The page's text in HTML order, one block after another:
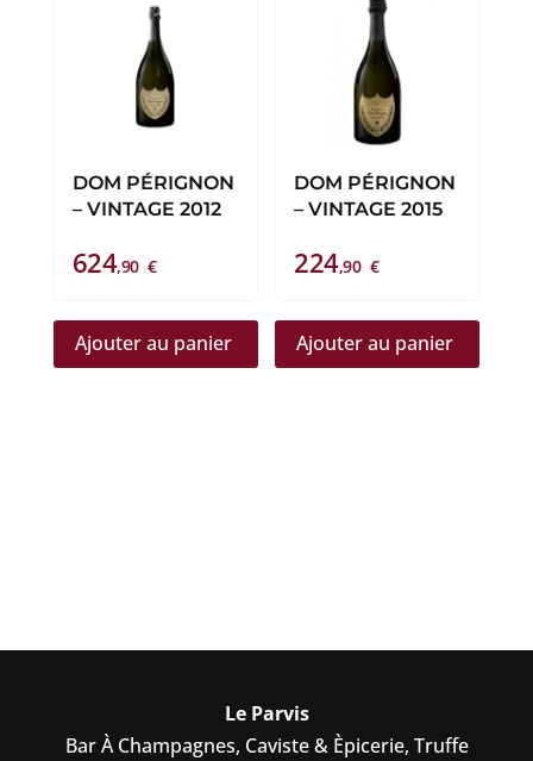
DOM PÉRIGNON
– VINTAGE 2012
624,90 €
Ajouter au panier
DOM PÉRIGNON
– VINTAGE 2015
224,90 €
Ajouter au panier
Le Parvis
Bar À Champagnes, Caviste & Èpicerie, Truffe